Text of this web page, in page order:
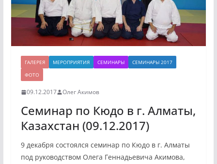
ГАЛЕРЕЯ МЕРОПРИЯТИЯ СЕМИНАРЫ
СЕМИНАРЫ 2017
ФОТО
09.12.2017 Олег Акимов
Семинар по Кюдо в г. Алматы,
Казахстан (09.12.2017)
9 декабря состоялся семинар по Кюдо в г. Алматы
под руководством Олега Геннадьевича Акимова,